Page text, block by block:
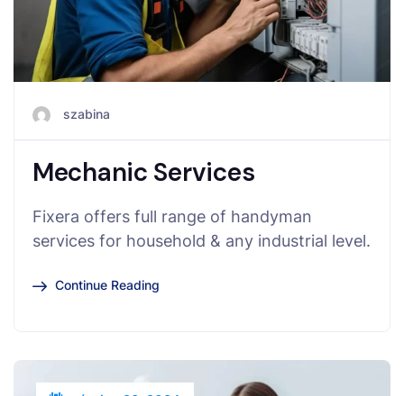
szabina
Mechanic Services
Fixera offers full range of handyman
services for household & any industrial level.
Continue Reading